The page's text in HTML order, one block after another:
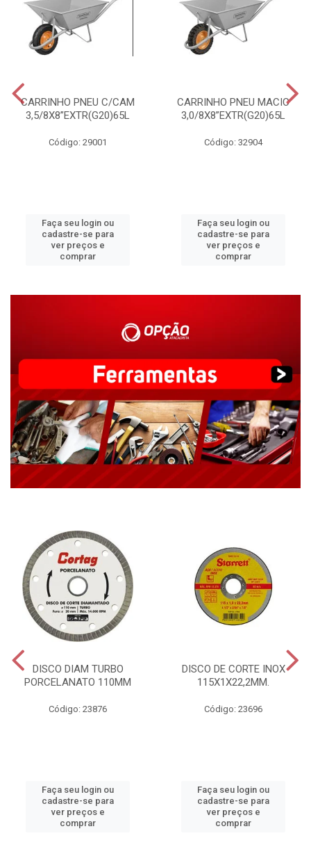
CARRINHO PNEU C/CAM
3,5/8X8”EXTR(G20)65L
Código: 29001
Faça seu login ou
cadastre-se para
ver preços e
comprar
CARRINHO PNEU MACIC
3,0/8X8”EXTR(G20)65L
Código: 32904
Faça seu login ou
cadastre-se para
ver preços e
comprar
DISCO DIAM TURBO
PORCELANATO 110MM
Código: 23876
Faça seu login ou
cadastre-se para
ver preços e
comprar
DISCO DE CORTE INOX
115X1X22,2MM.
Código: 23696
Faça seu login ou
cadastre-se para
ver preços e
comprar